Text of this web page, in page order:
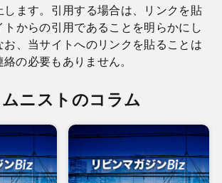
します。引用する場合は、リンクを貼
トからの引用であることを明らかにし
お、当サイトへのリンクを貼ることは
の必要もありません。
ニストのコラム